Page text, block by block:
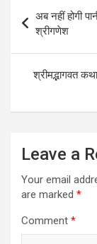
navigation
अब नहीं होगी
श्रीगणेश
श्रीमद्भागवत
Leave a
Your email
are marked *
Comment *